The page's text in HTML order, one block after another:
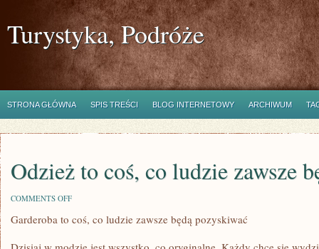
Turystyka, Podróże
STRONA GŁÓWNA SPIS TREŚCI BLOG INTERNETOWY ARCHIWUM
Odzież to coś, co ludzie zawsze
COMMENTS OFFON
TO
Garderoba to coś, co ludzie zawsze będą pozyskiwać